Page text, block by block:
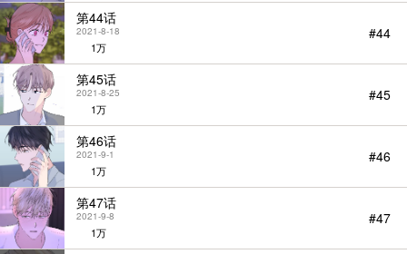
第44话
2021-8-18
1万
#44
第45话
2021-8-25
1万
#45
第46话
2021-9-1
1万
#46
第47话
2021-9-8
1万
#47